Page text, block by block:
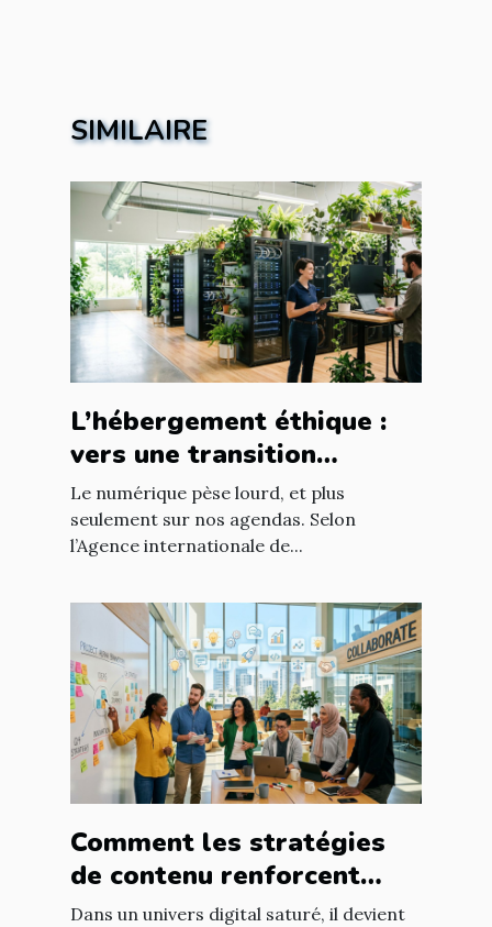
SIMILAIRE
L’hébergement éthique :
vers une transition
digitale responsable
Le numérique pèse lourd, et plus
seulement sur nos agendas. Selon
l’Agence internationale de...
Comment les stratégies
de contenu renforcent
l'engagement client ?
Dans un univers digital saturé, il devient